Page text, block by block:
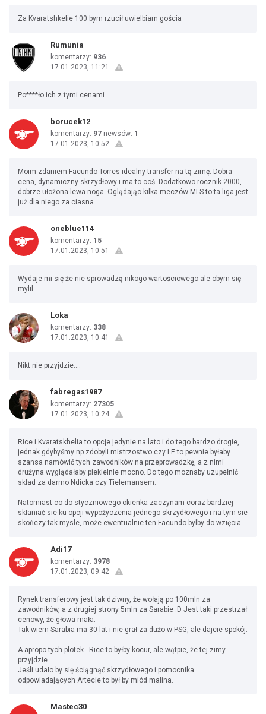
Za Kvaratshkelie 100 bym rzucił uwielbiam gościa
Rumunia
komentarzy: 936
17.01.2023, 11:21
Po****ło ich z tymi cenami
borucek12
komentarzy: 97 newsów: 1
17.01.2023, 10:52
Moim zdaniem Facundo Torres idealny transfer na tą zimę. Dobra
cena, dynamiczny skrzydłowy i ma to coś. Dodatkowo rocznik 2000,
dobrze ułożona lewa noga. Oglądając kilka meczów MLS to ta liga jest
już dla niego za ciasna.
oneblue114
komentarzy: 15
17.01.2023, 10:51
Wydaje mi się że nie sprowadzą nikogo wartościowego ale obym się
mylil
Loka
komentarzy: 338
17.01.2023, 10:41
Nikt nie przyjdzie....
fabregas1987
komentarzy: 27305
17.01.2023, 10:24
Rice i Kvaratskhelia to opcje jedynie na lato i do tego bardzo drogie,
jednak gdybyśmy np zdobyli mistrzostwo czy LE to pewnie byłaby
szansa namówić tych zawodników na przeprowadzkę, a z nimi
drużyna wyglądałaby piekielnie mocno. Do tego moznaby uzupełnić
skład za darmo Ndicka czy Tielemansem.
Natomiast co do styczniowego okienka zaczynam coraz bardziej
skłaniać sie ku opcji wypożyczenia jednego skrzydłowego i na tym sie
skończy tak mysle, może ewentualnie ten Facundo bylby do wzięcia
Adi17
komentarzy: 3978
17.01.2023, 09:42
Rynek transferowy jest tak dziwny, że wołają po 100mln za
zawodników, a z drugiej strony 5mln za Sarabie :D Jest taki przestrzał
cenowy, że głowa mała.
Tak wiem Sarabia ma 30 lat i nie grał za dużo w PSG, ale dajcie spokój.
A apropo tych plotek - Rice to byłby kocur, ale wątpie, że tej zimy
przyjdzie.
Jeśli udało by się ściągnąć skrzydłowego i pomocnika
odpowiadających Artecie to był by miód malina.
Mastec30